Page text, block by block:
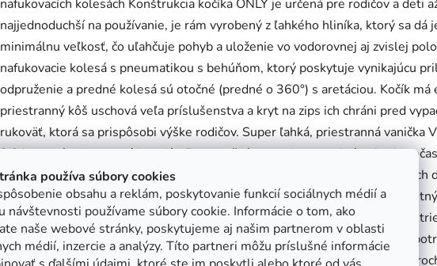
používa súbory cookies
obsahu a reklám, poskytovanie funkcií sociálnych médií a
návštevnosti používame súbory cookie. Informácie o tom, ako
naše webové stránky, poskytujeme aj našim partnerom v oblasti
médií, inzercie a analýzy. Títo partneri môžu príslušné informácie
nafukovacích kolesách Konštrukcia kočíka ONLY je určená pre rodičov a deti
najjednoduchší na používanie, je rám vyrobený z ľahkého hliníka, ktorý sa dá
minimálnu veľkosť, čo uľahčuje pohyb a uloženie vo vodorovnej aj zvislej
nafukovacie kolesá s pneumatikou s behúňom, ktorý poskytuje vynikajúcu
odpruženie a predné kolesá sú otočné (predné o 360°) s aretáciou. Kočík
priestranný kôš uschová veľa príslušenstva a kryt na zips ich chráni pred
rukoväť, ktorá sa prispôsobi výške rodičov. Super ľahká, priestranná vanička
3,9 kg a má priestranný interiér. Dostatočné vetranie a tepelná pohoda
veľkým vetracím oknom so sieťkou na zadnej strane striešky. V chladnejších
špeciálnym krytom na zips a límcom na magnetky. Veľkou výhodou je
vyrobená z mäkkého materiálu vhodného pre deti. Vanička má predĺženú
komárom. Multifunkčné sedadlo Ak dieťa začne sedieť a pozerať na svet,
pohodlným sedadlom. V espiro ONLY sa dá sedadlo nastaviť v oboch